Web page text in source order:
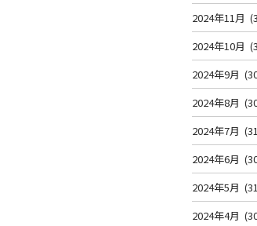
2024年11月
2024年10月
2024年9月
2024年8月
2024年7月
2024年6月
2024年5月
2024年4月